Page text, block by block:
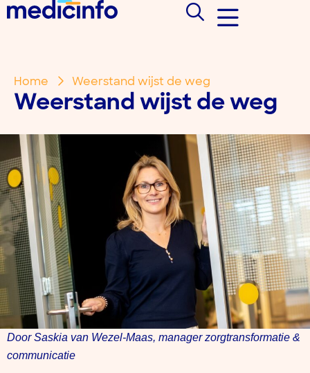
Home Weerstand wijst de weg
Weerstand wijst de weg
Door Saskia van Wezel-Maas, manager zorgtransformatie &
communicatie